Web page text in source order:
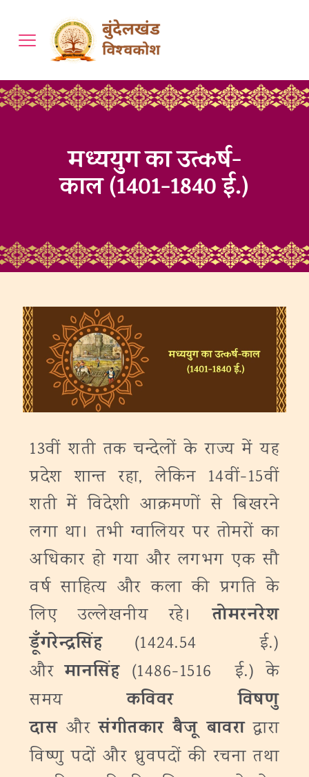
मध्ययुग का उत्कर्ष-
काल (1401-1840 ई.)
13वीं शती तक चन्देलों के राज्य में यह
प्रदेश शान्त रहा, लेकिन 14वीं-15वीं
शती में विदेशी आक्रमणों से बिखरने
लगा था। तभी ग्वालियर पर तोमरों का
अधिकार हो गया और लगभग एक सौ
वर्ष साहित्य और कला की प्रगति के
लिए उल्लेखनीय रहे।तोमरनरेश
डूँगरेन्द्रसिंह (1424.54 ई.)
औरमानसिंह (1486-1516 ई.) के
समयकविवर विषणु
दास औरसंगीतकार बैजू बावराद्वारा
विष्णु पदों और ध्रुवपदों की रचना तथा